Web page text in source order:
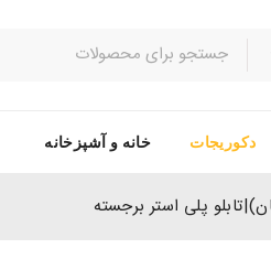
دکوریجات خانه و آشپزخانه
پلی استر برجسته